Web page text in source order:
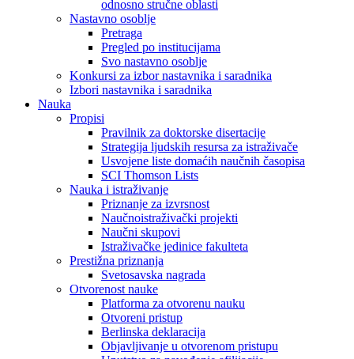
odnosno stručne oblasti
Nastavno osoblje
Pretraga
Pregled po institucijama
Svo nastavno osoblje
Konkursi za izbor nastavnika i saradnika
Izbori nastavnika i saradnika
Nauka
Propisi
Pravilnik za doktorske disertacije
Strategija ljudskih resursa za istraživače
Usvojene liste domaćih naučnih časopisa
SCI Thomson Lists
Nauka i istraživanje
Priznanje za izvrsnost
Naučnoistraživački projekti
Naučni skupovi
Istraživačke jedinice fakulteta
Prestižna priznanja
Svetosavska nagrada
Otvorenost nauke
Platforma za otvorenu nauku
Otvoreni pristup
Berlinska deklaracija
Objavljivanje u otvorenom pristupu